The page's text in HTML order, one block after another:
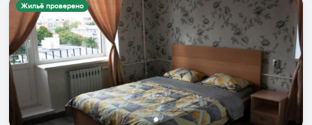
Жильё проверено